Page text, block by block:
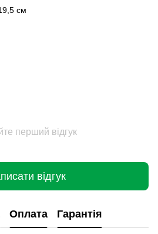
см
перший відгук
відгук
Оплата Гарантія